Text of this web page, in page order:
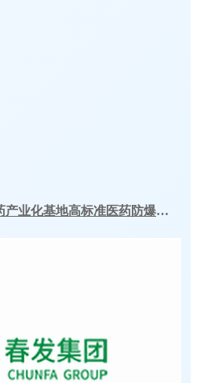
贝达药业（嵊州）创新药产业化基地高标准医药防爆冷库建造工程案例